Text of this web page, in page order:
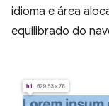
idioma e área
equilibrado do